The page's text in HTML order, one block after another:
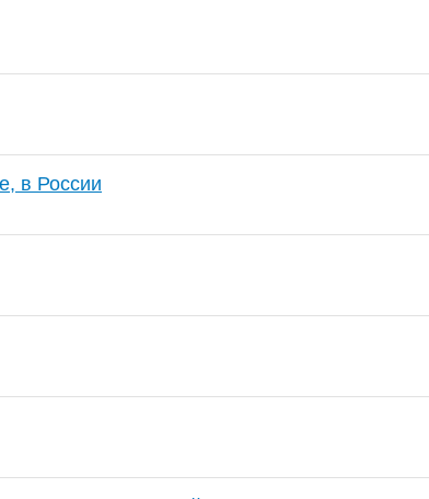
в России